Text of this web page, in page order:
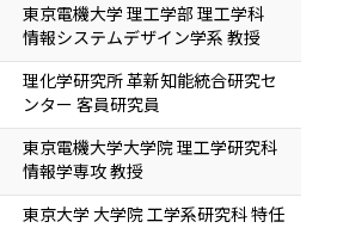
東京電機大学 理工学部 理工学科
情報システムデザイン学系 教授
理化学研究所 革新知能統合研究セ
ンター 客員研究員
東京電機大学大学院 理工学研究科
情報学専攻 教授
東京大学 大学院 工学系研究科 特任